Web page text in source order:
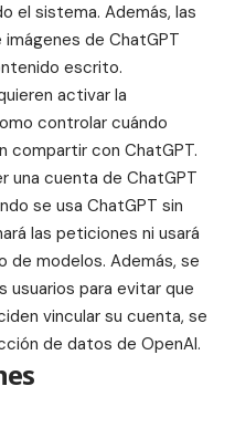
el sistema. Además, las
de ChatGPT
escrito.
activar la
controlar cuándo
compartir con ChatGPT.
una cuenta de ChatGPT
se usa ChatGPT sin
las peticiones ni usará
de modelos. Además, se
usuarios para evitar que
vincular su cuenta, se
de datos de OpenAI.